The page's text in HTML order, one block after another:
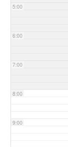
5:00
6:00
7:00
8:00
9:00